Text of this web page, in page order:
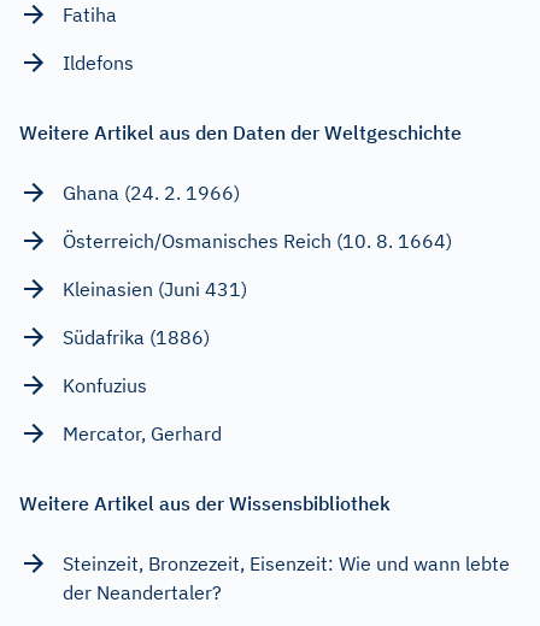
Fatiha
Ildefons
Weitere Artikel aus den Daten der Weltgeschichte
Ghana (24. 2. 1966)
Österreich/Osmanisches Reich (10. 8. 1664)
Kleinasien (Juni 431)
Südafrika (1886)
Konfuzius
Mercator, Gerhard
Weitere Artikel aus der Wissensbibliothek
Steinzeit, Bronzezeit, Eisenzeit: Wie und wann lebte
der Neandertaler?